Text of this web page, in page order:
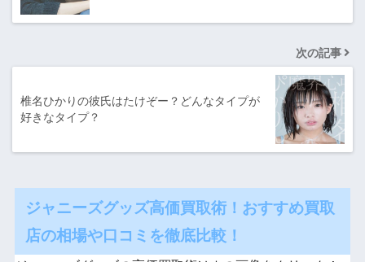
次の記事
椎名ひかりの彼氏はたけぞー？どんなタイプが
好きなタイプ？
ジャニーズグッズ高価買取術！おすすめ買取
店の相場や口コミを徹底比較！